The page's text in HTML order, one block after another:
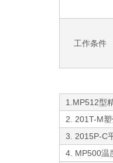
工作条件
1.MP512型
2. 201T-M
3. 2015P-C
4. MP500温